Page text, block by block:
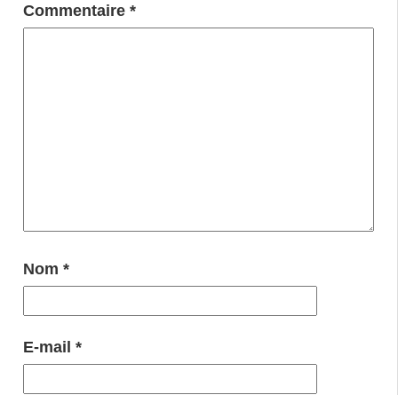
Commentaire *
Nom *
E-mail *